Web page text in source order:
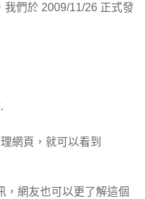
我們於 2009/11/26 正式發
.
網頁，就可以看到
，網友也可以更了解這個